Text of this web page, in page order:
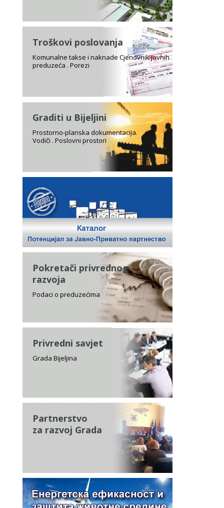
Troškovi poslovanja
Komunalne takse i naknade Cjenovnik javnih
preduzeća . Porezi
Graditi u Bijeljini
Prostorno-planska dokumentacija.
Vodiči . Poslovni prostori
Pokretači privrednog
razvoja
Podaci o preduzećima
Privredni savjet
Grada Bijeljina
Partnerstvo
za razvoj Grada